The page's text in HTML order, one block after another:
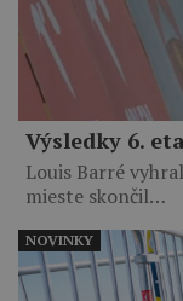
Výsledky 6.
Louis Barré
mieste skončil…
NOVINKY